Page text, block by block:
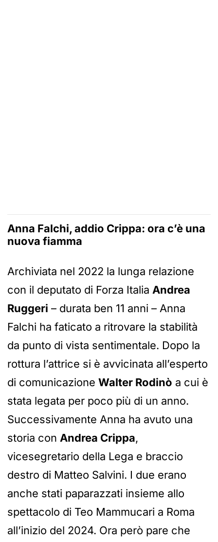
Anna Falchi, addio Crippa: ora c’è una
nuova fiamma
Archiviata nel 2022 la lunga relazione
con il deputato di Forza Italia Andrea
Ruggeri – durata ben 11 anni – Anna
Falchi ha faticato a ritrovare la stabilità
da punto di vista sentimentale. Dopo la
rottura l’attrice si è avvicinata all’esperto
di comunicazione Walter Rodinò a cui è
stata legata per poco più di un anno.
Successivamente Anna ha avuto una
storia con Andrea Crippa,
vicesegretario della Lega e braccio
destro di Matteo Salvini. I due erano
anche stati paparazzati insieme allo
spettacolo di Teo Mammucari a Roma
all’inizio del 2024. Ora però pare che